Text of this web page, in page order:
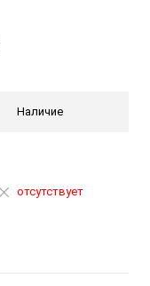
Наличие
отсутствует